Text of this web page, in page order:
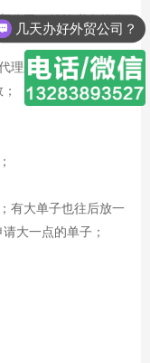
公司一般纳税人的代
理郑州出口退税，不
有大单子也往后放一
大一点的单子；
几天办好外贸公司？